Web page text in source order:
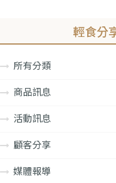
輕食分
所有分類
商品訊息
活動訊息
顧客分享
媒體報導